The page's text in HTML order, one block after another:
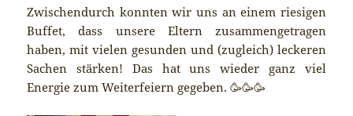
Zwischendurch konnten wir uns an einem riesigen
Buffet, dass unsere Eltern zusammengetragen
haben, mit vielen gesunden und (zugleich) leckeren
Sachen stärken! Das hat uns wieder ganz viel
Energie zum Weiterfeiern gegeben. 🥳🥳🥳